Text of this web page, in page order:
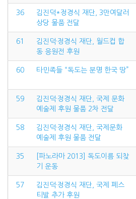
36
김진덕*정경식 재단, 3만여달러
상당 물품 전달
61
김진덕·정경식 재단, 월드컵 합
동 응원전 후원
60 타민족들 “독도는 분명 한국 땅”
59
김진덕·정경식 재단, 국제 문화
예술제 후원 물품 2차 전달
58
김진덕·정경식 재단, 국제문화
예술제 후원 물품 전달
35
[파노라마 2013] 독도이름 되찾
기 운동
57
김진덕·정경식 재단, 국제 페스
티발 추가 후원